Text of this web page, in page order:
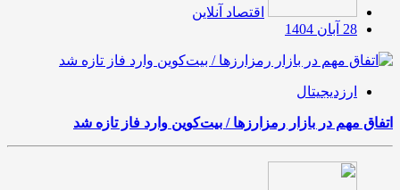
اقتصاد آنلاین
28 آبان 1404
ارزدیجیتال
اتفاق مهم در بازار رمزارزها / بیت‌کوین وارد فاز تازه شد